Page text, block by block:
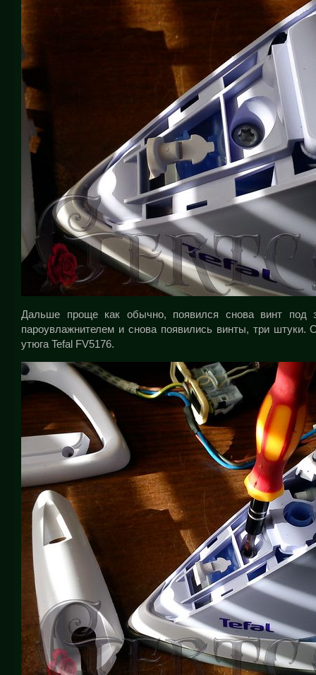
Дальше проще как обычно, появился снова винт под
пароувлажнителем и снова появились винты, три штуки.
утюга Tefal FV5176.